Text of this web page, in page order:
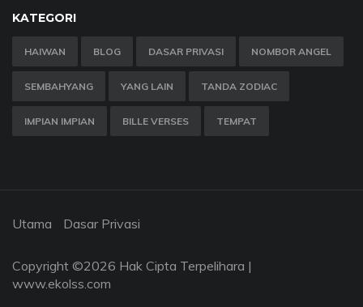
KATEGORI
HAIWAN BLOG DASAR PRIVASI NOMBOR ANGEL
SEMBAHYANG YANG LAIN TANDA ZODIAC
IMPIAN IMPIAN BILLE VERSES TEMPAT
Utama Dasar Privasi
Copyright ©2026 Hak Cipta Terpelihara |
www.ekolss.com